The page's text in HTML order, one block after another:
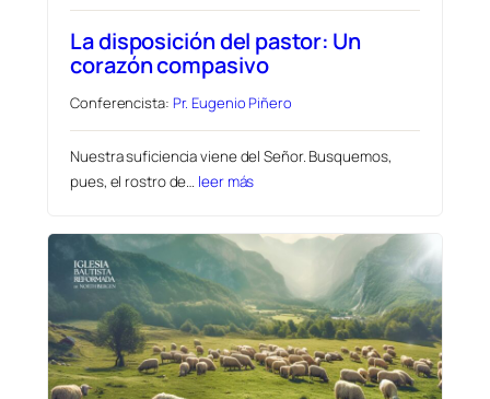
La disposición del pastor: Un
corazón compasivo
Conferencista: Pr. Eugenio Piñero
Nuestra suficiencia viene del Señor. Busquemos,
pues, el rostro de… leer más